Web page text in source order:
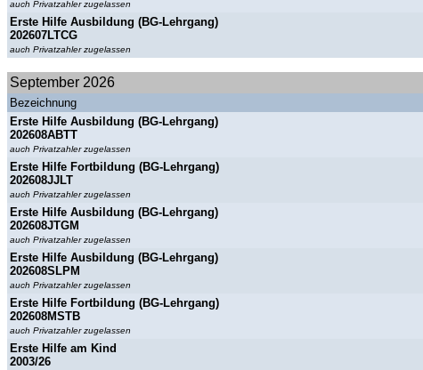
auch Privatzahler zugelassen
Erste Hilfe Ausbildung (BG-Lehrgang)
202607LTCG
auch Privatzahler zugelassen
September 2026
Bezeichnung
Erste Hilfe Ausbildung (BG-Lehrgang)
202608ABTT
auch Privatzahler zugelassen
Erste Hilfe Fortbildung (BG-Lehrgang)
202608JJLT
auch Privatzahler zugelassen
Erste Hilfe Ausbildung (BG-Lehrgang)
202608JTGM
auch Privatzahler zugelassen
Erste Hilfe Ausbildung (BG-Lehrgang)
202608SLPM
auch Privatzahler zugelassen
Erste Hilfe Fortbildung (BG-Lehrgang)
202608MSTB
auch Privatzahler zugelassen
Erste Hilfe am Kind
2003/26